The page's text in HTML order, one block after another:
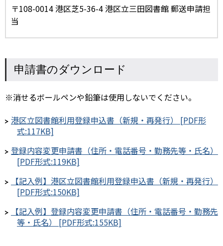
〒108-0014 港区芝5-36-4 港区立三田図書館 郵送申請担
当
申請書のダウンロード
※消せるボールペンや鉛筆は使用しないでください。
港区立図書館利用登録申込書（新規・再発行） [PDF形
式:117KB]
登録内容変更申請書（住所・電話番号・勤務先等・氏名）
[PDF形式:119KB]
【記入例】港区立図書館利用登録申込書（新規・再発行）
[PDF形式:150KB]
【記入例】登録内容変更申請書（住所・電話番号・勤務先
等・氏名） [PDF形式:155KB]